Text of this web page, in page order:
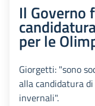
Il Governo
per le
Giorgetti: "sono
alla candidatura
invernali".